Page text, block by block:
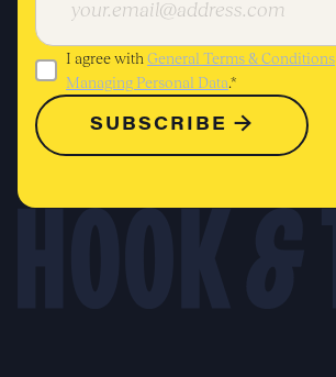
I agree with General Terms & Conditions
Managing Personal Data.*